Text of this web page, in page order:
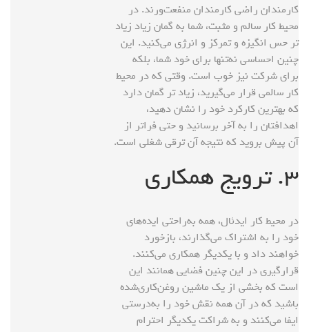
کارمندان راضی کارمندان منفعت‌ورند. در
محیط کار سالم و مثبت، شما به گمان زیاد زیاد
تر حس انگیزه و تمرکز و انرژی می‌کنید. این
چنین احساسی نه‌تنها برای خود شما، بلکه
برای شرکت نیز خوب است. وقتی که در محیط
کار سالمی قرار می‌گیرید، زیاد تر گمان دارد
که بهترین کارکرد خود را نشان دهید،
اهدافتان را به آخر برسانید و حتی فراتر از
آن پیش بروید که نتیجه آن ترقی شغلی است.
۳. ترویج همکاری
در محیط کار ایدئال، همه به‌راحتی ایده‌های
خود را به اشتراک می‌گذارند، بازخورد
خواهند داد و با یکدیگر همکاری می‌کنند.
قرارگیری در این چنین فضایی همانند این
است که بخشی از یک ماشین روغن‌کاری‌شده
باشید که در آن همه نقش خود را به‌درستی
ایفا می‌کنند و به شراکت یکدیگر احترام